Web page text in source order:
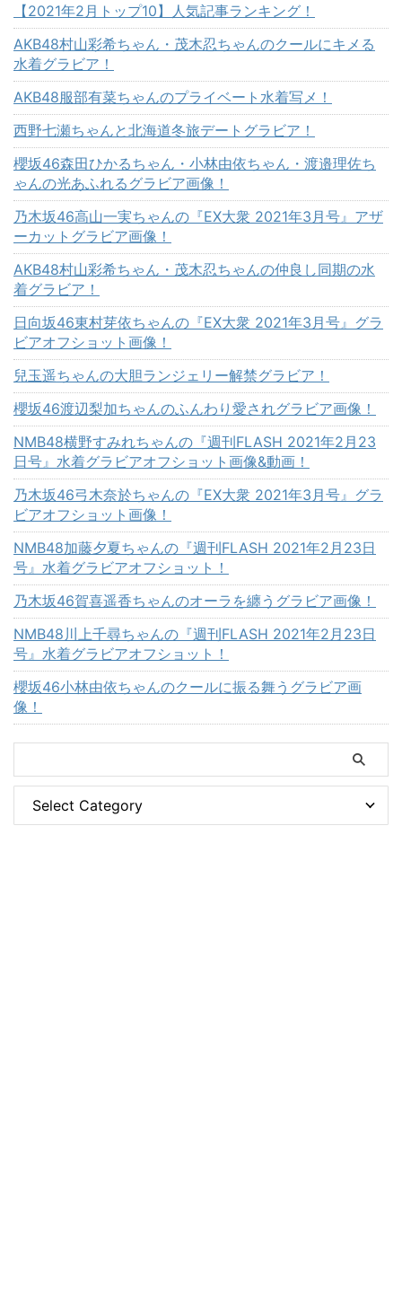
【2021年2月トップ10】人気記事ランキング！
AKB48村山彩希ちゃん・茂木忍ちゃんのクールにキメる
水着グラビア！
AKB48服部有菜ちゃんのプライベート水着写メ！
西野七瀬ちゃんと北海道冬旅デートグラビア！
櫻坂46森田ひかるちゃん・小林由依ちゃん・渡邉理佐ち
ゃんの光あふれるグラビア画像！
乃木坂46高山一実ちゃんの『EX大衆 2021年3月号』アザ
ーカットグラビア画像！
AKB48村山彩希ちゃん・茂木忍ちゃんの仲良し同期の水
着グラビア！
日向坂46東村芽依ちゃんの『EX大衆 2021年3月号』グラ
ビアオフショット画像！
兒玉遥ちゃんの大胆ランジェリー解禁グラビア！
櫻坂46渡辺梨加ちゃんのふんわり愛されグラビア画像！
NMB48横野すみれちゃんの『週刊FLASH 2021年2月23
日号』水着グラビアオフショット画像&動画！
乃木坂46弓木奈於ちゃんの『EX大衆 2021年3月号』グラ
ビアオフショット画像！
NMB48加藤夕夏ちゃんの『週刊FLASH 2021年2月23日
号』水着グラビアオフショット！
乃木坂46賀喜遥香ちゃんのオーラを纏うグラビア画像！
NMB48川上千尋ちゃんの『週刊FLASH 2021年2月23日
号』水着グラビアオフショット！
櫻坂46小林由依ちゃんのクールに振る舞うグラビア画
像！